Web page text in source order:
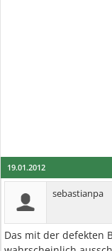
19.01.2012
sebastianpa
Das mit der defekten